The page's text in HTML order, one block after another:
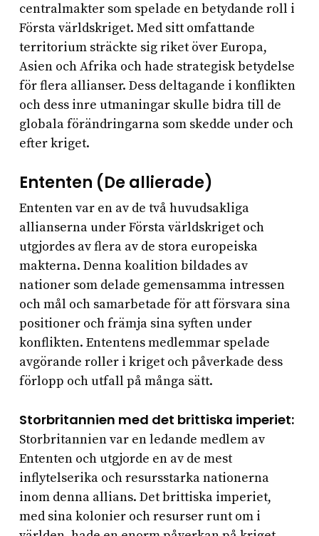
centralmakter som spelade en betydande roll i
Första världskriget. Med sitt omfattande
territorium sträckte sig riket över Europa,
Asien och Afrika och hade strategisk betydelse
för flera allianser. Dess deltagande i konflikten
och dess inre utmaningar skulle bidra till de
globala förändringarna som skedde under och
efter kriget.
Ententen (De allierade)
Ententen var en av de två huvudsakliga
allianserna under Första världskriget och
utgjordes av flera av de stora europeiska
makterna. Denna koalition bildades av
nationer som delade gemensamma intressen
och mål och samarbetade för att försvara sina
positioner och främja sina syften under
konflikten. Ententens medlemmar spelade
avgörande roller i kriget och påverkade dess
förlopp och utfall på många sätt.
Storbritannien med det brittiska imperiet:
Storbritannien var en ledande medlem av
Ententen och utgjorde en av de mest
inflytelserika och resursstarka nationerna
inom denna allians. Det brittiska imperiet,
med sina kolonier och resurser runt om i